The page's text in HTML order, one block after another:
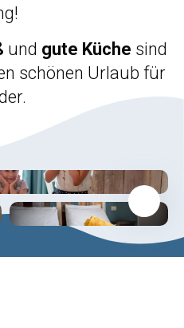
und gute Küche sind
schönen Urlaub für